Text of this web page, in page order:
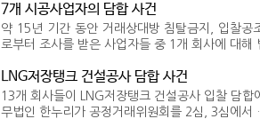
7개 시공사업자의 담합 사건
약 15년 기간 동안 거래상대방 침탈금지, 입찰공
로부터 조사를 받은 사업자들 중 1개 회사에 대해
LNG저장탱크 건설공사 담합 사건
13개 회사들이 LNG저장탱크 건설공사 입찰 담
무법인 한누리가 공정거래위원회를 2심, 3심에서